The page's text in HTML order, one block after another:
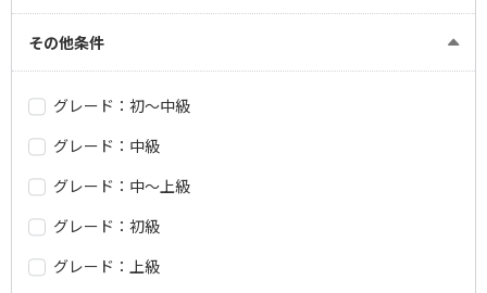
その他条件
グレード：初～中級
グレード：中級
グレード：中～上級
グレード：初級
グレード：上級